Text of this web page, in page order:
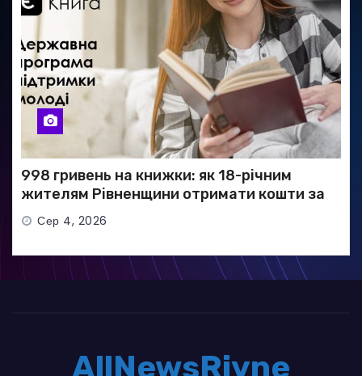
998 гривень на книжки: як 18-річним
жителям Рівненщини отримати кошти за
програмою «єКнига»
Сер 4, 2026
AllNewsRivne